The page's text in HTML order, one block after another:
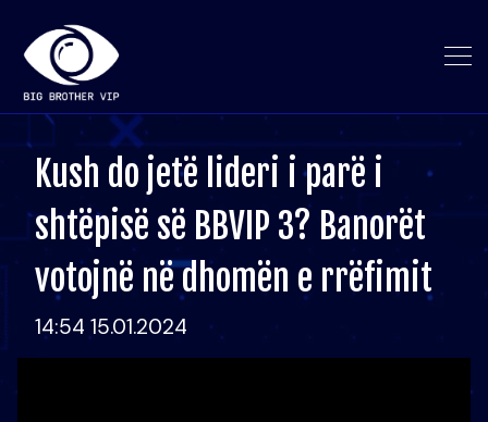
Kush do jetë lideri i parë i
shtëpisë së BBVIP 3? Banorët
votojnë në dhomën e rrëfimit
14:54 15.01.2024